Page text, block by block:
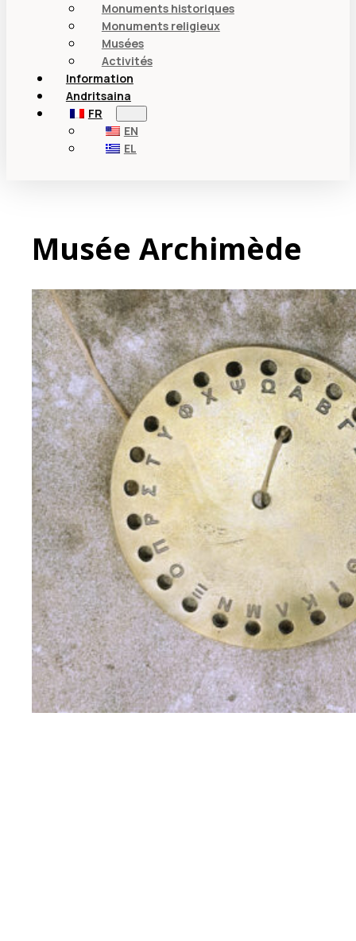
Monuments historiques
Monuments religieux
Musées
Activités
Information
Andritsaina
FR
EN
EL
Musée Archimède